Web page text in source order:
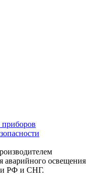
приборов
аварийного освещения
РФ и СНГ.